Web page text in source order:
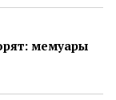
мемуары